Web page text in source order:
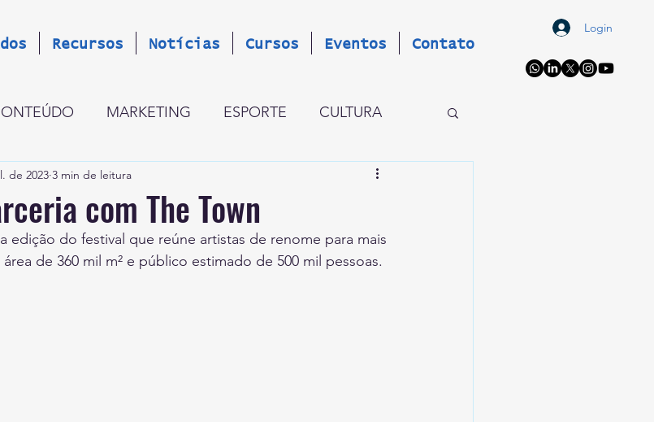
Recursos Notícias Cursos Eventos Contato
Login
MARKETING ESPORTE CULTURA
CINCO PERGUNTAS EVENTOS
ESTRATÉGIA OPINIÃO RAIO X
com The Town
de 2023 3 min de leitura
edição do festival que reúne artistas de renome para mais
de 360 mil m² e público estimado de 500 mil pessoas.